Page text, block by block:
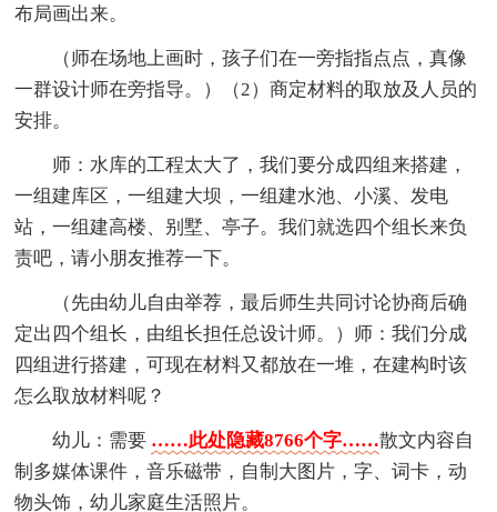
布局画出来。
（师在场地上画时，孩子们在一旁指指点点，真像
一群设计师在旁指导。）（2）商定材料的取放及人员的
安排。
师：水库的工程太大了，我们要分成四组来搭建，
一组建库区，一组建大坝，一组建水池、小溪、发电
站，一组建高楼、别墅、亭子。我们就选四个组长来负
责吧，请小朋友推荐一下。
（先由幼儿自由举荐，最后师生共同讨论协商后确
定出四个组长，由组长担任总设计师。）师：我们分成
四组进行搭建，可现在材料又都放在一堆，在建构时该
怎么取放材料呢？
幼儿：需要 ……此处隐藏8766个字……散文内容自
制多媒体课件，音乐磁带，自制大图片，字、词卡，动
物头饰，幼儿家庭生活照片。